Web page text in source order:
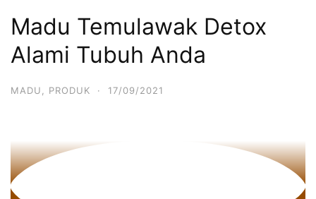
Madu Temulawak Detox
Alami Tubuh Anda
MADU PRODUK · 17/09/2021